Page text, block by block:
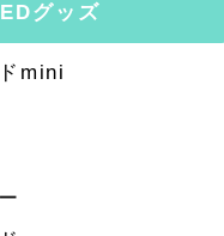
グッズ
mini